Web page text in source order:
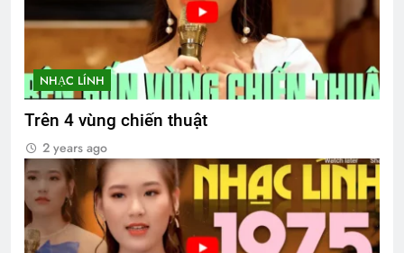
NHẠC LÍNH
Trên 4 vùng chiến thuật
2 years ago